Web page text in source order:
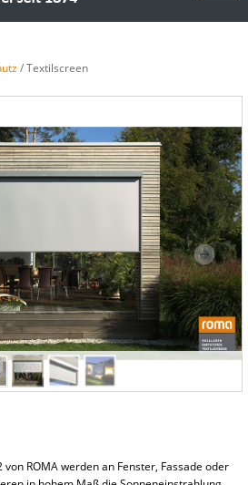
/ Textilscreen
von ROMA werden an Fenster, Fassade oder